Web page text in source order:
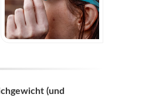
(und